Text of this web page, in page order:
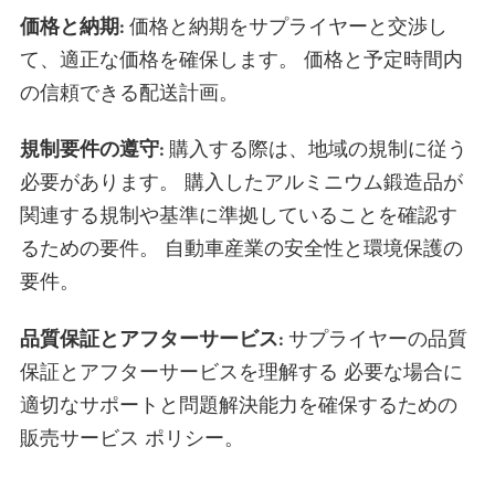
価格と納期:価格と納期をサプライヤーと交渉し
て、適正な価格を確保します。 価格と予定時間内
の信頼できる配送計画。
規制要件の遵守:購入する際は、地域の規制に従う
必要があります。 購入したアルミニウム鍛造品が
関連する規制や基準に準拠していることを確認す
るための要件。 自動車産業の安全性と環境保護の
要件。
品質保証とアフターサービス:サプライヤーの品質
保証とアフターサービスを理解する 必要な場合に
適切なサポートと問題解決能力を確保するための
販売サービス ポリシー。